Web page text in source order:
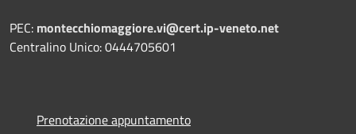
PEC: montecchiomaggiore.vi@cert.ip-veneto.net
Centralino Unico: 0444705601
Prenotazione appuntamento